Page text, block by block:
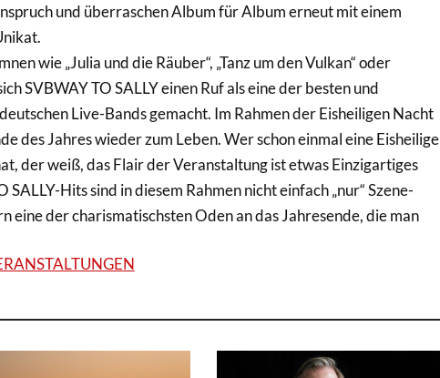
und überraschen Album für Album erneut mit einem
wie „Julia und die Räuber“, „Tanz um den Vulkan“ oder
SVBWAY TO SALLY einen Ruf als eine der besten und
Live-Bands gemacht. Im Rahmen der Eisheiligen Nacht
des Jahres wieder zum Leben. Wer schon einmal eine Eisheilige
der weiß, das Flair der Veranstaltung ist etwas Einzigartiges
SALLY-Hits sind in diesem Rahmen nicht einfach „nur“ Szene-
eine der charismatischsten Oden an das Jahresende, die man